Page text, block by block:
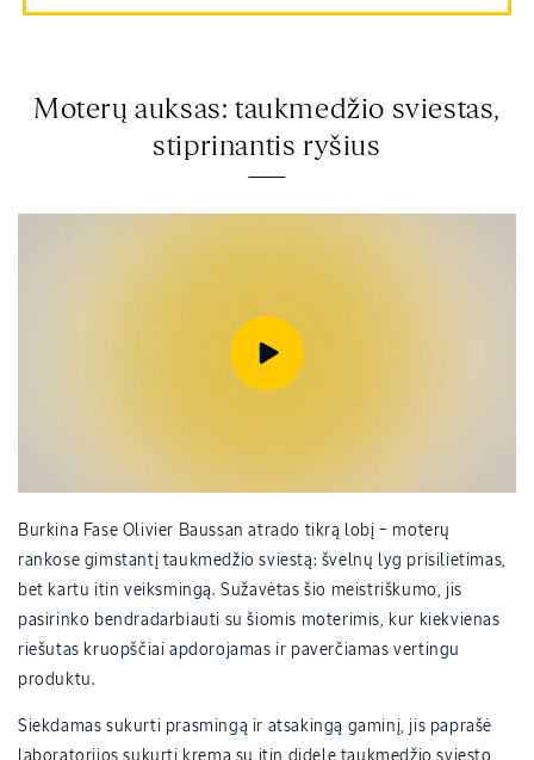
Moterų auksas: taukmedžio sviestas,
stiprinantis ryšius
Burkina Fase Olivier Baussan atrado tikrą lobį – moterų
rankose gimstantį taukmedžio sviestą: švelnų lyg prisilietimas,
bet kartu itin veiksmingą. Sužavėtas šio meistriškumo, jis
pasirinko bendradarbiauti su šiomis moterimis, kur kiekvienas
riešutas kruopščiai apdorojamas ir paverčiamas vertingu
produktu.
Siekdamas sukurti prasmingą ir atsakingą gaminį, jis paprašė
laboratorijos sukurti kremą su itin didele taukmedžio sviesto